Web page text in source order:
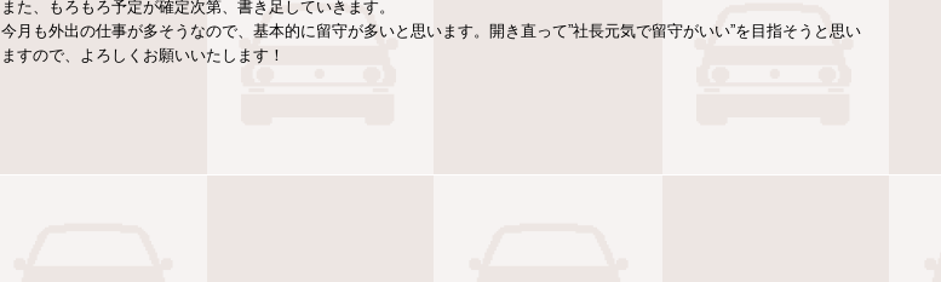
また、もろもろ予定が確定次第、書き足していきます。
今月も外出の仕事が多そうなので、基本的に留守が多いと思います。開き直って”社長元気で留守がいい”を目指そうと思い
ますので、よろしくお願いいたします！